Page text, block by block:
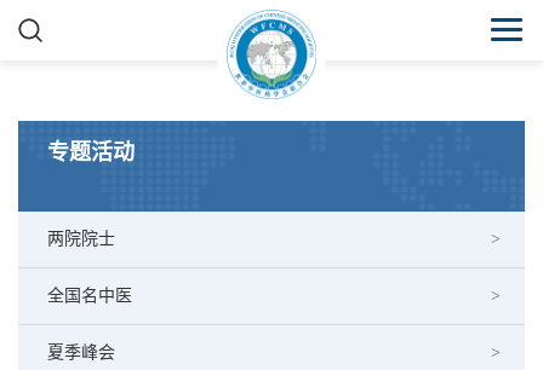
专题活动
两院院士
全国名中医
夏季峰会